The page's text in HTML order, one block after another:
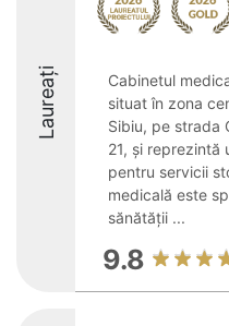
Laureați
Cabinetul
situat în zona
Sibiu, pe strada
21, și reprezintă
pentru servicii
medicală este
sănătății ...
9.8